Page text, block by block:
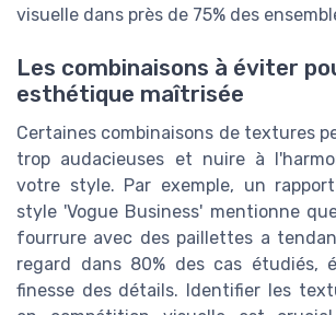
visuelle dans près de 75% des
Les combinaisons à éviter
esthétique maîtrisée
Certaines combinaisons de textures
trop audacieuses et nuire à
votre style. Par exemple, un
style 'Vogue Business' mentionne
fourrure avec des paillettes a
regard dans 80% des cas étudiés,
finesse des détails. Identifier les